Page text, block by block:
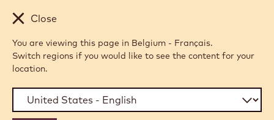
Skip to main content
Close
You are viewing this page in Belgium - Français.
Switch regions if you would like to see the content for your
location.